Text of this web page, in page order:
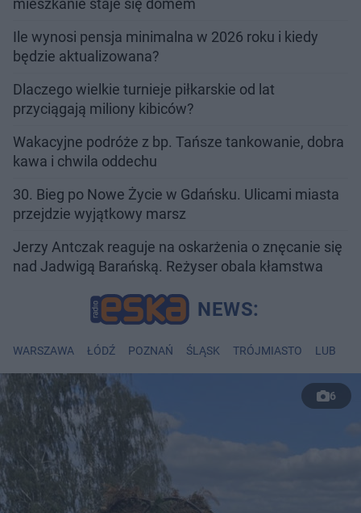
mieszkanie staje się domem
Ile wynosi pensja minimalna w 2026 roku i kiedy
będzie aktualizowana?
Dlaczego wielkie turnieje piłkarskie od lat
przyciągają miliony kibiców?
Wakacyjne podróże z bp. Tańsze tankowanie, dobra
kawa i chwila oddechu
30. Bieg po Nowe Życie w Gdańsku. Ulicami miasta
przejdzie wyjątkowy marsz
Jerzy Antczak reaguje na oskarżenia o znęcanie się
nad Jadwigą Barańską. Reżyser obala kłamstwa
WARSZAWA ŁÓDŹ POZNAŃ ŚLĄSK TRÓJMIASTO LUBLIN
6